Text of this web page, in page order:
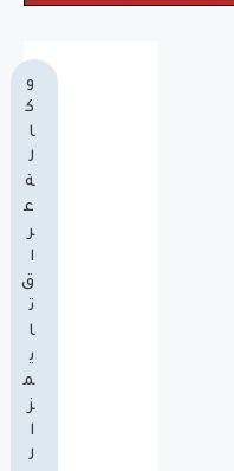
و
ك
ا
ل
ة
ع
ر
ا
ق
ت
ا
ي
م
ز
ا
ل